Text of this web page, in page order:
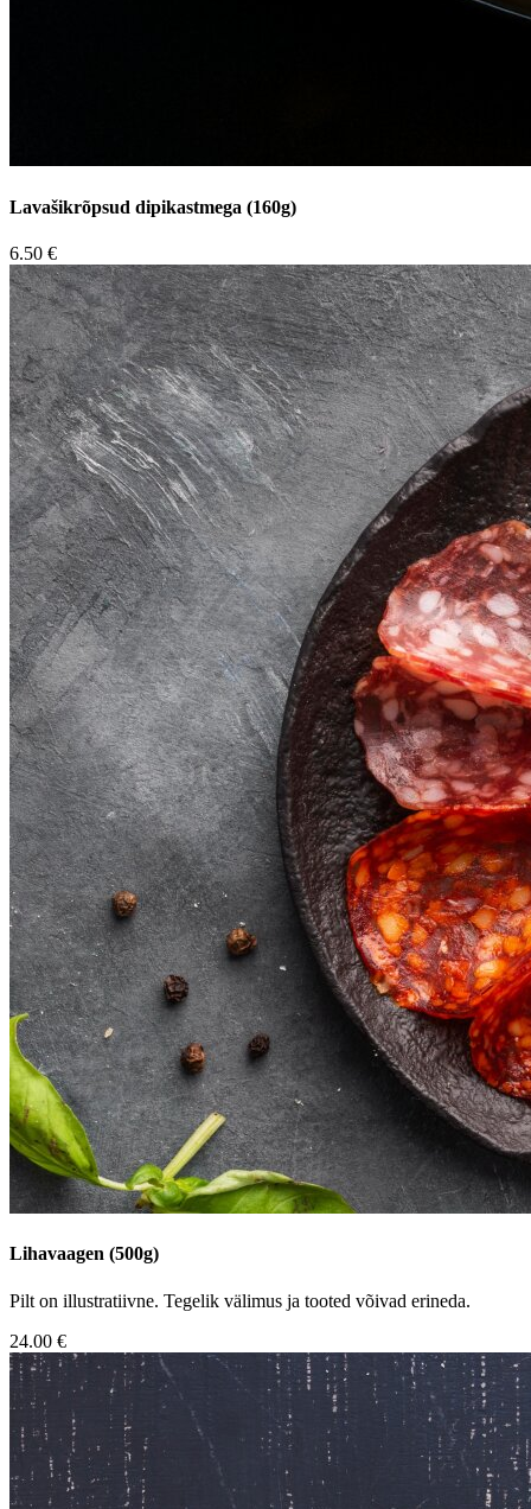
Lavašikrõpsud dipikastmega (160g)
6.50 €
Lihavaagen (500g)
Pilt on illustratiivne. Tegelik välimus ja tooted võivad erineda.
24.00 €